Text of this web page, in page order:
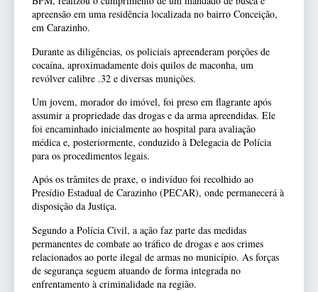
apreensão em uma residência localizada no bairro Conceição,
em Carazinho.
Durante as diligências, os policiais apreenderam porções de
cocaína, aproximadamente dois quilos de maconha, um
revólver calibre .32 e diversas munições.
Um jovem, morador do imóvel, foi preso em flagrante após
assumir a propriedade das drogas e da arma apreendidas. Ele
foi encaminhado inicialmente ao hospital para avaliação
médica e, posteriormente, conduzido à Delegacia de Polícia
para os procedimentos legais.
Após os trâmites de praxe, o indivíduo foi recolhido ao
Presídio Estadual de Carazinho (PECAR), onde permanecerá à
disposição da Justiça.
Segundo a Polícia Civil, a ação faz parte das medidas
permanentes de combate ao tráfico de drogas e aos crimes
relacionados ao porte ilegal de armas no município. As forças
de segurança seguem atuando de forma integrada no
enfrentamento à criminalidade na região.